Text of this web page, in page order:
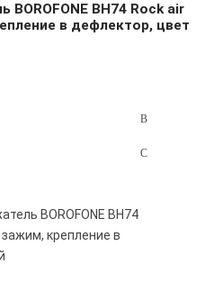
BH74 Rock air
в дефлектор, цвет